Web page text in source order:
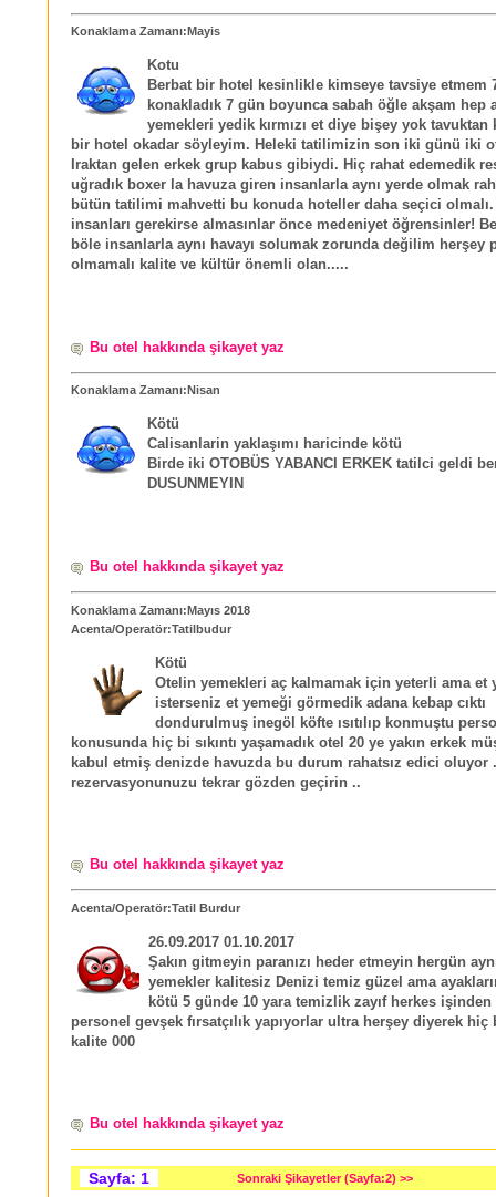
Konaklama Zamanı:Mayis
Kotu
Berbat bir hotel kesinlikle kimseye tavsiye etmem
konakladık 7 gün boyunca sabah öğle akşam hep
yemekleri yedik kırmızı et diye bişey yok tavuktan
bir hotel okadar söyleyim. Heleki tatilimizin son iki günü iki
Iraktan gelen erkek grup kabus gibiydi. Hiç rahat edemedik
uğradık boxer la havuza giren insanlarla aynı yerde olmak
bütün tatilimi mahvetti bu konuda hoteller daha seçici
insanları gerekirse almasınlar önce medeniyet öğrensinler!
böle insanlarla aynı havayı solumak zorunda değilim herşey
olmamalı kalite ve kültür önemli olan.....
Bu otel hakkında şikayet yaz
Konaklama Zamanı:Nisan
Kötü
Calisanlarin yaklaşımı haricinde kötü
Birde iki OTOBÜS YABANCI ERKEK tatilci geldi
DUSUNMEYIN
Bu otel hakkında şikayet yaz
Konaklama Zamanı:Mayıs 2018
Acenta/Operatör:Tatilbudur
Kötü
Otelin yemekleri aç kalmamak için yeterli ama et
isterseniz et yemeği görmedik adana kebap cıktı
dondurulmuş inegöl köfte ısıtılıp konmuştu
konusunda hiç bi sıkıntı yaşamadık otel 20 ye yakın erkek
kabul etmiş denizde havuzda bu durum rahatsız edici oluyor
rezervasyonunuzu tekrar gözden geçirin ..
Bu otel hakkında şikayet yaz
Acenta/Operatör:Tatil Burdur
26.09.2017 01.10.2017
Şakın gitmeyin paranızı heder etmeyin hergün
yemekler kalitesiz Denizi temiz güzel ama
kötü 5 günde 10 yara temizlik zayıf herkes işinden
personel gevşek fırsatçılık yapıyorlar ultra herşey diyerek hiç
kalite 000
Bu otel hakkında şikayet yaz
Sayfa: 1 Sonraki Şikayetler (Sayfa:2) >>